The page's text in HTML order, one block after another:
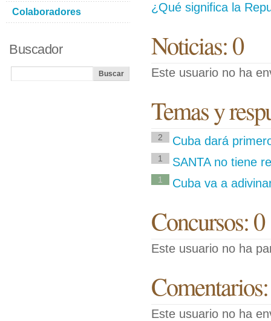
¿Qué significa la
Noticias: 0
Este usuario no ha
Temas y
2 Cuba dará
1 SANTA no tiene
1 Cuba va a
Concursos: 0
Este usuario no ha
Este usuario no ha
Colaboradores
Buscador